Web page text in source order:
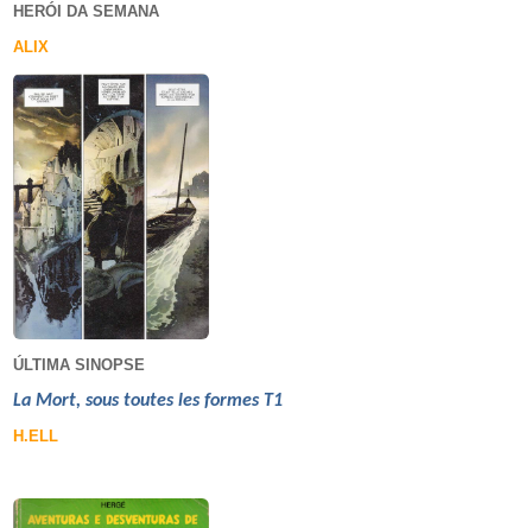
HERÓI DA SEMANA
ALIX
ÚLTIMA SINOPSE
La Mort, sous toutes les formes T1
H.ELL